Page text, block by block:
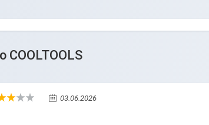
COOLTOOLS
03.06.2026